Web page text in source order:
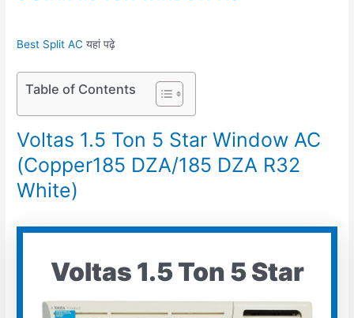
Best Split ACयहां पढ़े
Table of Contents
Voltas 1.5 Ton 5 Star Window AC
(Copper185 DZA/185 DZA R32
White)
Voltas 1.5 Ton 5 Star